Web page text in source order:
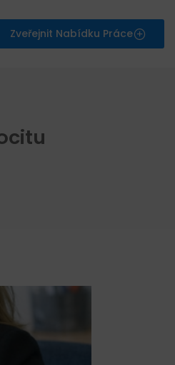
Zveřejnit Nabídku Práce